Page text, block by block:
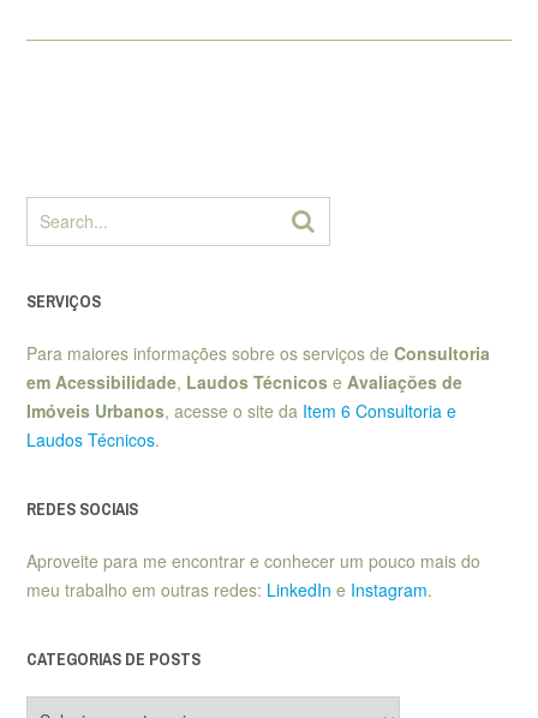
SERVIÇOS
Para maiores informações sobre os serviços de Consultoria
em Acessibilidade, Laudos Técnicos e Avaliações de
Imóveis Urbanos, acesse o site da Item 6 Consultoria e
Laudos Técnicos.
REDES SOCIAIS
Aproveite para me encontrar e conhecer um pouco mais do
meu trabalho em outras redes: LinkedIn e Instagram.
CATEGORIAS DE POSTS